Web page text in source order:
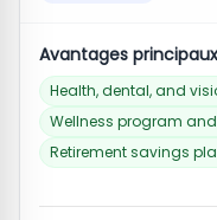
Avantages principaux
Health, dental, and
Wellness program
Retirement savings